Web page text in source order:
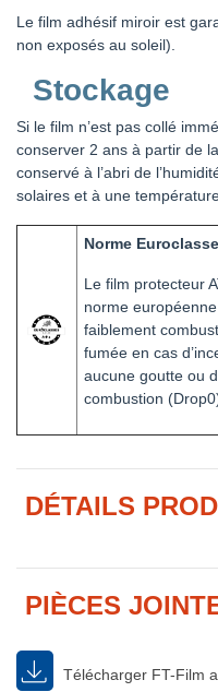
Le film adhésif miroir est
non exposés au soleil).
Stockage
Si le film n’est pas collé
conserver 2 ans à partir de
conservé à l’abri de
solaires et à une
Norme
Le film protecteur
norme
faiblement
fumée en cas
aucune goutte ou
combustion
DÉTAILS
PIÈCES
Télécharger FT-Film